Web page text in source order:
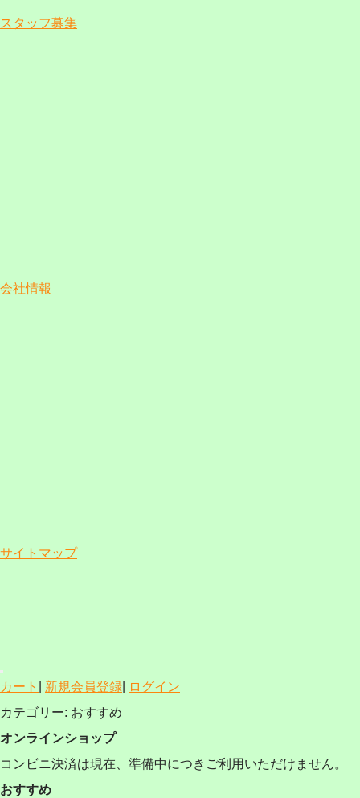
スタッフ募集
会社情報
サイトマップ
カート 新規会員登録
ログイン
カテゴリー: おすすめ
オンラインショップ
コンビニ決済は現在、準備中につきご利用いただけません。
おすすめ